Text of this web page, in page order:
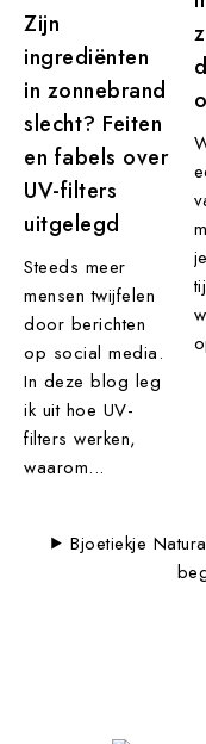
Zijn
ingrediënten
in zonnebrand
slecht? Feiten
en fabels over
UV-filters
uitgelegd
Steeds meer
mensen twijfelen
door berichten
op social media.
In deze blog leg
ik uit hoe UV-
filters werken,
waarom...
Bjoetiekje